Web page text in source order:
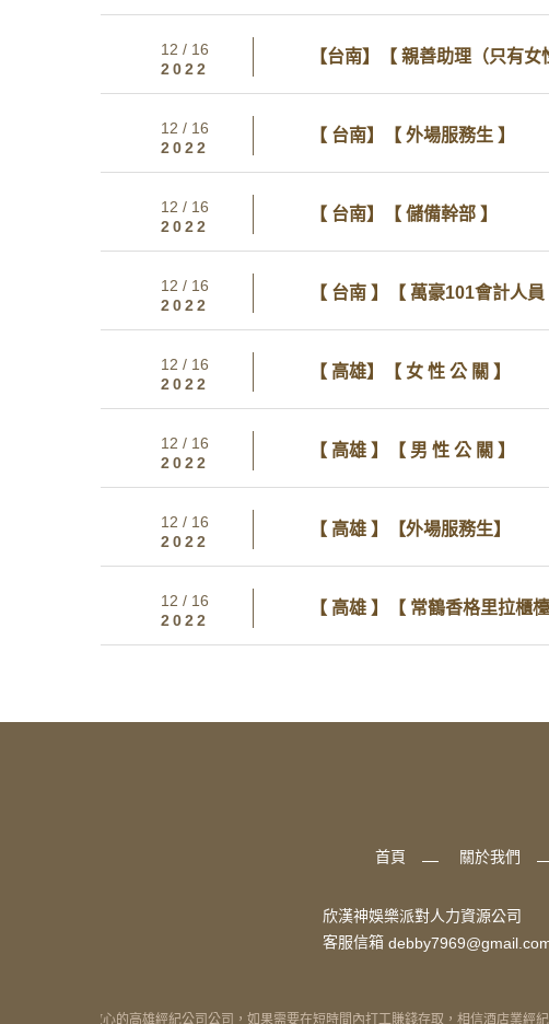
12 / 16
2022
【台南】【 親善助理（只有女
12 / 16
2022
【 台南】【 外場服務生 】
12 / 16
2022
【 台南】【 儲備幹部 】
12 / 16
2022
【 台南 】【 萬豪101會計人員
12 / 16
2022
【 高雄】【 女 性 公 關 】
12 / 16
2022
【 高雄 】【 男 性 公 關 】
12 / 16
2022
【 高雄 】【外場服務生】
12 / 16
2022
【 高雄 】【 常鶴香格里拉櫃
首頁 關於我們
欣漢神娛樂派對人力資源公司
客服信箱
絕對是妳可以放心的高雄經紀公司公司，如果需要在短時間內打工賺錢存取，相信酒店業經